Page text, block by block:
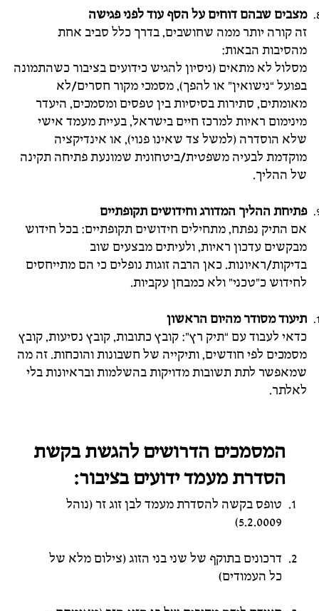
מצבים שבהם דוחים על הסף עוד לפני פגישה
זה קורה יותר ממה שחושבים, בדרך כלל סביב אחת
מהסיבות הבאות:
מסלול לא מתאים (ניסיון להגיש כידועים בציבור כשהתמונה
בפועל “נישואין” או להפך), מסמכי מקור חסרים/לא
מאומתים, סתירות בסיסיות בין טפסים ומסמכים, היעדר
מינימום ראיות למרכז חיים בישראל, בעיית מעמד אישי
שלא הוסדרה (למשל צד שאינו פנוי), או אינדיקציה
מוקדמת לבעיה משפטית/ביטחונית שמונעת פתיחה תקינה
של ההליך.
פתיחת ההליך המדורג וחידושים תקופתיים
אם התיק נפתח, מתחילים חידושים תקופתיים: בכל חידוש
מבקשים עדכון ראיות, ולעיתים מבצעים שוב
בדיקות/ראיונות. כאן הרבה זוגות נופלים כי הם מתייחסים
לחידוש כ”טכני” ולא כמבחן עקביות.
תיעוד מסודר מהיום הראשון
כדאי לעבוד עם “תיק רץ”: קובץ כתובות, קובץ נסיעות, קובץ
מסמכים לפי חודשים, ותיקייה של חשבונות והוכחות. זה מה
שמאפשר לתת תשובות מדויקות בהשלמות ובראיונות בלי
לאלתר.
המסמכים הדרושים להגשת בקשת
הסדרת מעמד ידועים בציבור:
טופס בקשה להסדרת מעמד לבן זוג זר (נוהל
5.2.0009)
דרכונים בתוקף של שני בני הזוג (צילום מלא של
כל העמודים)